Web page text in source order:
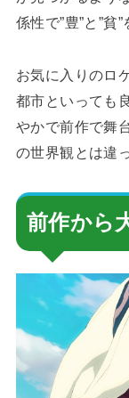
係性で”豊”と”貧
お気に入りのロ
都市といっても
やかで前作で舞
の世界観とは違
前作から